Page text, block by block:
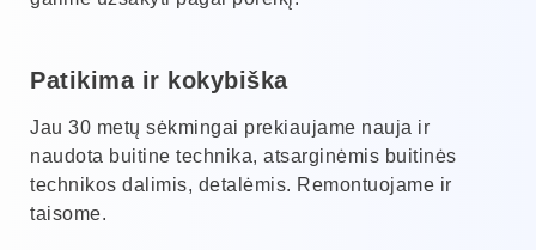
Patikima ir kokybiška
Jau 30 metų sėkmingai prekiaujame nauja ir
naudota buitine technika, atsarginėmis buitinės
technikos dalimis, detalėmis. Remontuojame ir
taisome.